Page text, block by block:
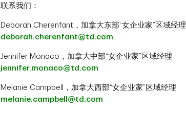
联系我们：
Deborah Cherenfant，加拿大东部“女企业家”区域经理
deborah.cherenfant@td.com
Jennifer Monaco，加拿大中部“女企业家”区域经理
jennifer.monaco@td.com
Melanie Campbell，加拿大西部“女企业家”区域经理
melanie.campbell@td.com